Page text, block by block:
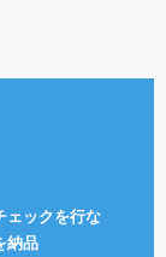
ェックを行な
納品